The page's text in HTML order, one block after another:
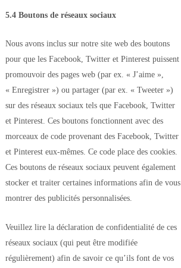
5.4 Boutons de réseaux sociaux
Nous avons inclus sur notre site web des boutons
pour que les Facebook, Twitter et Pinterest puissent
promouvoir des pages web (par ex. « J’aime »,
« Enregistrer ») ou partager (par ex. « Tweeter »)
sur des réseaux sociaux tels que Facebook, Twitter
et Pinterest. Ces boutons fonctionnent avec des
morceaux de code provenant des Facebook, Twitter
et Pinterest eux-mêmes. Ce code place des cookies.
Ces boutons de réseaux sociaux peuvent également
stocker et traiter certaines informations afin de vous
montrer des publicités personnalisées.
Veuillez lire la déclaration de confidentialité de ces
réseaux sociaux (qui peut être modifiée
régulièrement) afin de savoir ce qu’ils font de vos